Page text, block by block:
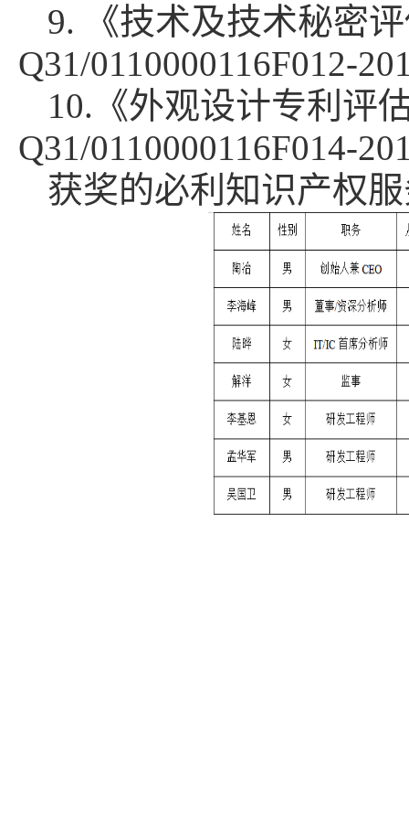
9. 《技术及技术秘密
Q31/0110000116F012-
10.《外观设计专利评
Q31/0110000116F014-
获奖的必利知识产权